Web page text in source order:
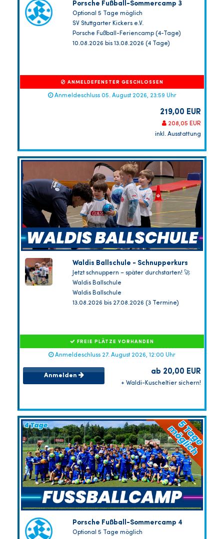
Porsche Fußball-Sommercamp 3
Optional 5 Tage möglich
SV Stuttgarter Kickers e.V.
Porsche Fußball-Feriencamp (4-Tage)
10.08.2026 bis 13.08.2026 (4 Tage)
ANMELDEFENSTER GESCHLOSSEN
Anmeldeschluss 05. August 2026, 23:59 Uhr
219,00 EUR
208,05 EUR
inkl. Ausstattung
Waldis Ballschule - Schnupperkurs
Jetzt schnuppern – später durchstarten! 🚀
Waldis Ballschule
Waldis Ballschule
13.08.2026 bis 27.08.2026 (3 Termine)
FREIE PLÄTZE VORHANDEN
Anmeldeschluss 27. August 2026, 12:00 Uhr
Anmelden ab 20,00 EUR
+ Waldi-Kuscheltier sichern!
Porsche Fußball-Sommercamp 4
Optional 5 Tage möglich